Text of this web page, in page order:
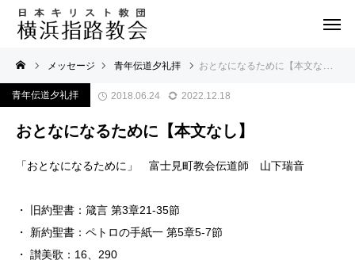
メッセージ 青年伝道夕礼拝 おとなになるために【本文なし】
青年伝道夕礼拝 2018.06.24 2022.12.18
おとなになるために【本文なし】
「おとなになるために」 富士見町教会伝道師 山下瑞音
・ 旧約聖書：箴言 第3章21-35節
・ 新約聖書：ペトロの手紙一 第5章5-7節
・ 讃美歌：16、290